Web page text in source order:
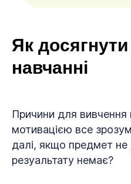
Як досягнути
навчанні
Причини для вивчення
мотивацією все
далі, якщо предмет не
резуальтату немає?